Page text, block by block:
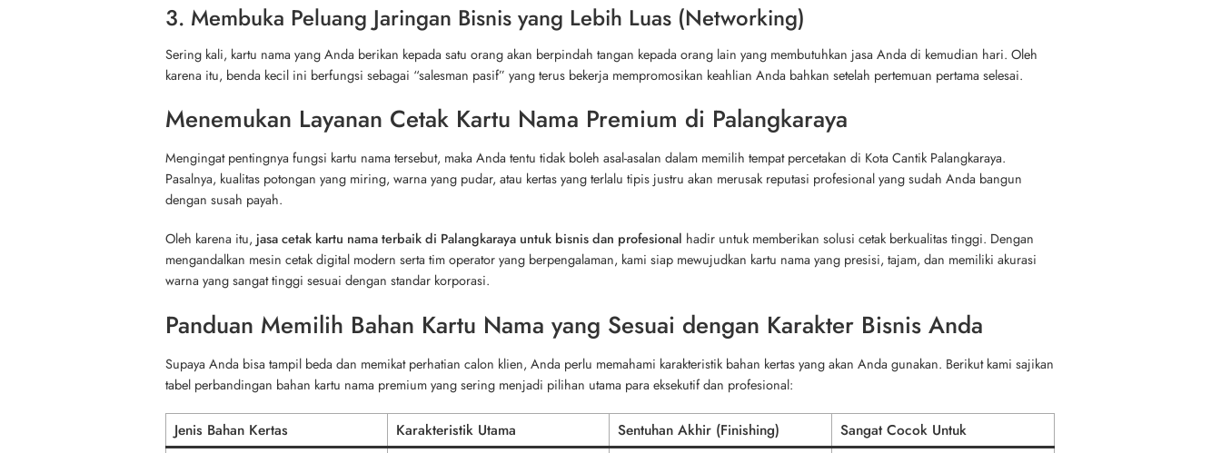
3. Membuka Peluang Jaringan Bisnis yang Lebih Luas (Networking)
Sering kali, kartu nama yang Anda berikan kepada satu orang akan berpindah tangan kepada orang lain yang membutuhkan jasa Anda di kemudian hari. Oleh
karena itu, benda kecil ini berfungsi sebagai “salesman pasif” yang terus bekerja mempromosikan keahlian Anda bahkan setelah pertemuan pertama selesai.
Menemukan Layanan Cetak Kartu Nama Premium di Palangkaraya
Mengingat pentingnya fungsi kartu nama tersebut, maka Anda tentu tidak boleh asal-asalan dalam memilih tempat percetakan di Kota Cantik Palangkaraya.
Pasalnya, kualitas potongan yang miring, warna yang pudar, atau kertas yang terlalu tipis justru akan merusak reputasi profesional yang sudah Anda bangun
dengan susah payah.
Oleh karena itu, jasa cetak kartu nama terbaik di Palangkaraya untuk bisnis dan profesional hadir untuk memberikan solusi cetak berkualitas tinggi. Dengan
mengandalkan mesin cetak digital modern serta tim operator yang berpengalaman, kami siap mewujudkan kartu nama yang presisi, tajam, dan memiliki akurasi
warna yang sangat tinggi sesuai dengan standar korporasi.
Panduan Memilih Bahan Kartu Nama yang Sesuai dengan Karakter Bisnis Anda
Supaya Anda bisa tampil beda dan memikat perhatian calon klien, Anda perlu memahami karakteristik bahan kertas yang akan Anda gunakan. Berikut kami sajikan
tabel perbandingan bahan kartu nama premium yang sering menjadi pilihan utama para eksekutif dan profesional:
Jenis Bahan Kertas Karakteristik Utama Sentuhan Akhir (Finishing) Sangat Cocok Untuk